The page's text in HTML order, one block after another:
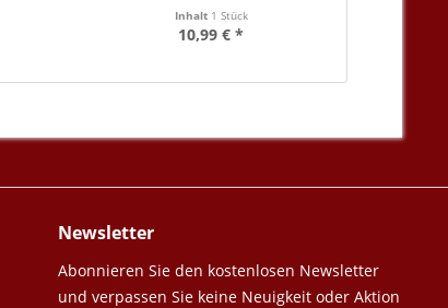
Inhalt 1 Stück
10,99 € *
Newsletter
Abonnieren Sie den kostenlosen Newsletter
und verpassen Sie keine Neuigkeit oder Aktion